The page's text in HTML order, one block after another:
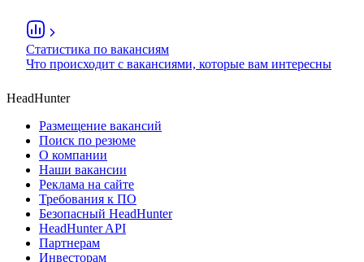
Статистика по вакансиям
Что происходит с вакансиями, которые вам интересны
HeadHunter
Размещение вакансий
Поиск по резюме
О компании
Наши вакансии
Реклама на сайте
Требования к ПО
Безопасный HeadHunter
HeadHunter API
Партнерам
Инвесторам